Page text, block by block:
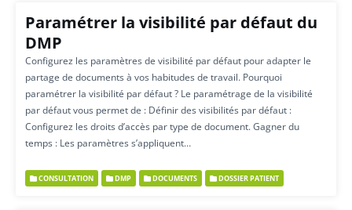
Paramétrer la visibilité par défaut du
DMP
Configurez les paramètres de visibilité par défaut pour adapter le
partage de documents à vos habitudes de travail. Pourquoi
paramétrer la visibilité par défaut ? Le paramétrage de la visibilité
par défaut vous permet de : Définir des visibilités par défaut :
Configurez les droits d’accès par type de document. Gagner du
temps : Les paramètres s’appliquent…
CONSULTATION DMP DOCUMENTS DOSSIER PATIENT